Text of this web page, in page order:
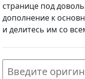
странице под
дополнение к
и делитесь им со